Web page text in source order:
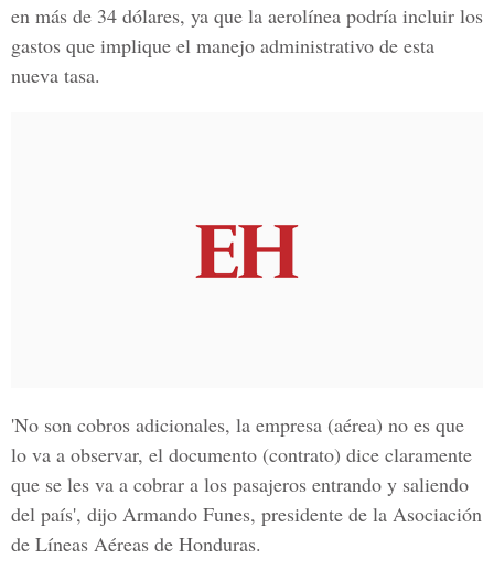
en más de 34 dólares, ya que la aerolínea podría incluir los
gastos que implique el manejo administrativo de esta
nueva tasa.
'No son cobros adicionales, la empresa (aérea) no es que
lo va a observar, el documento (contrato) dice claramente
que se les va a cobrar a los pasajeros entrando y saliendo
del país', dijo Armando Funes, presidente de la Asociación
de Líneas Aéreas de Honduras.